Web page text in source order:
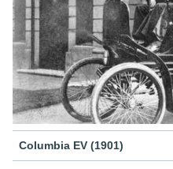
Columbia EV (1901)